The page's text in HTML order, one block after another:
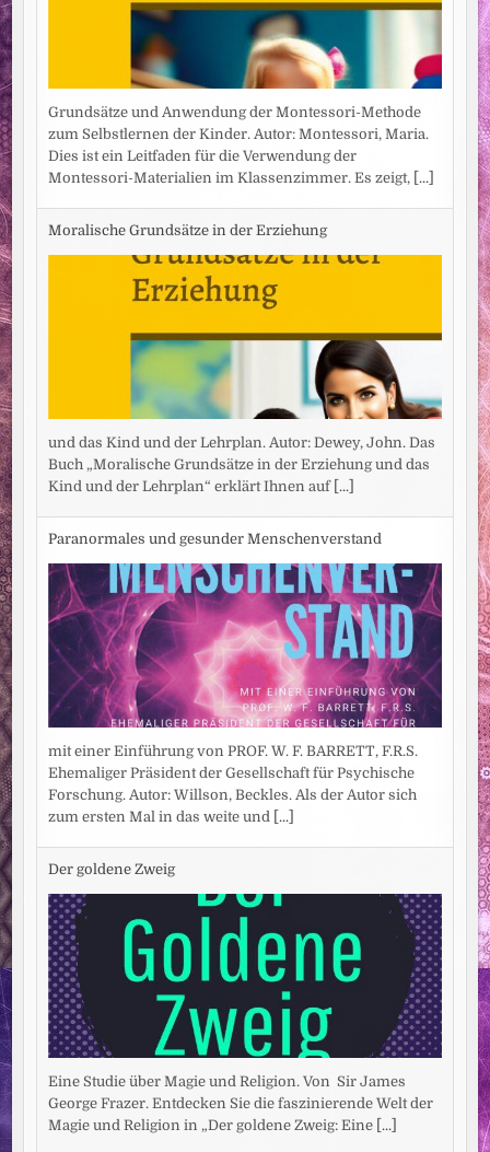
Grundsätze und Anwendung der Montessori-Methode
zum Selbstlernen der Kinder. Autor: Montessori, Maria.
Dies ist ein Leitfaden für die Verwendung der
Montessori-Materialien im Klassenzimmer. Es zeigt, [...]
Moralische Grundsätze in der Erziehung
und das Kind und der Lehrplan. Autor: Dewey, John. Das
Buch „Moralische Grundsätze in der Erziehung und das
Kind und der Lehrplan“ erklärt Ihnen auf [...]
Paranormales und gesunder Menschenverstand
mit einer Einführung von PROF. W. F. BARRETT, F.R.S.
Ehemaliger Präsident der Gesellschaft für Psychische
Forschung. Autor: Willson, Beckles. Als der Autor sich
zum ersten Mal in das weite und [...]
Der goldene Zweig
Eine Studie über Magie und Religion. Von Sir James
George Frazer. Entdecken Sie die faszinierende Welt der
Magie und Religion in „Der goldene Zweig: Eine [...]